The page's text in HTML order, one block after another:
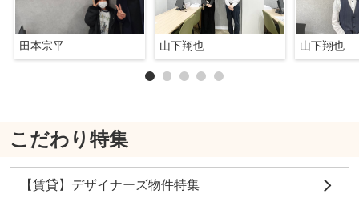
田本宗平 山下翔也 山下翔也
こだわり特集
【賃貸】デザイナーズ物件特集